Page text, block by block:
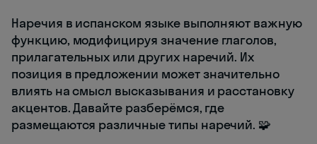
Наречия в испанском языке выполняют важную
функцию, модифицируя значение глаголов,
прилагательных или других наречий. Их
позиция в предложении может значительно
влиять на смысл высказывания и расстановку
акцентов. Давайте разберёмся, где
размещаются различные типы наречий. 🧩